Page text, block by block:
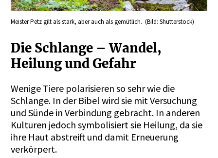
Meister Petz gilt als stark, aber auch als gemütlich. (Bild: Shutterstock)
Die Schlange – Wandel,
Heilung und Gefahr
Wenige Tiere polarisieren so sehr wie die
Schlange. In der Bibel wird sie mit Versuchung
und Sünde in Verbindung gebracht. In anderen
Kulturen jedoch symbolisiert sie Heilung, da sie
ihre Haut abstreift und damit Erneuerung
verkörpert.